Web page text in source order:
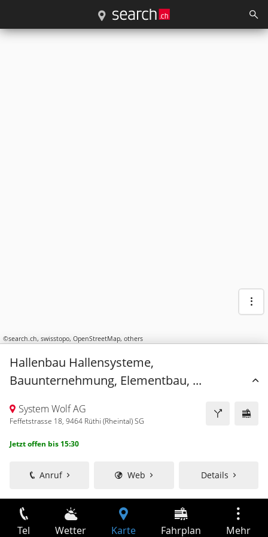
©search.ch, swisstopo, OpenStreetMap, others
Hallenbau Hallensysteme,
Bauunternehmung, Elementbau, ...
System Wolf AG
Feffetstrasse 18, 9464 Rüthi (Rheintal) SG
Jetzt offen bis 15:30
Anruf Web Details
Tel Wetter Karte Fahrplan Mehr